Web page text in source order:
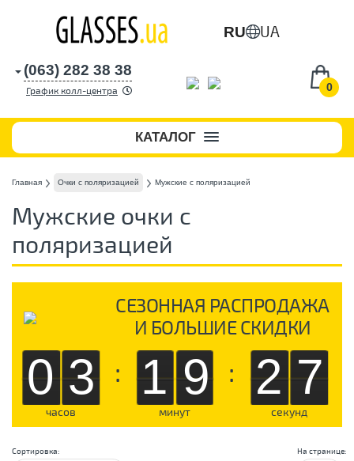
RU UA
0
(063) 282 38 38
График колл-центра
КАТАЛОГ
Главная Очки с поляризацией Мужские с поляризацией
Мужские очки с
поляризацией
СЕЗОННАЯ РАСПРОДАЖА
И БОЛЬШИЕ СКИДКИ
03
часов
: 19
минут
: 26
секунд
На странице:
Сортировка: